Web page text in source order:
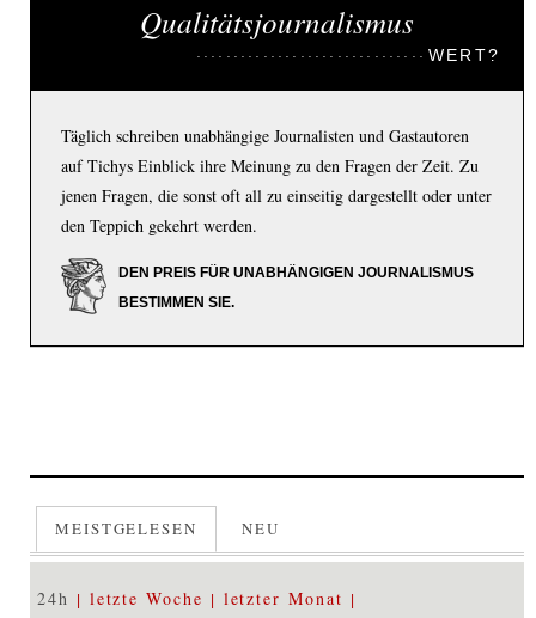
Qualitätsjournalismus
WERT?
Täglich schreiben unabhängige Journalisten und Gastautoren
auf Tichys Einblick ihre Meinung zu den Fragen der Zeit. Zu
jenen Fragen, die sonst oft all zu einseitig dargestellt oder unter
den Teppich gekehrt werden.
DEN PREIS FÜR UNABHÄNGIGEN JOURNALISMUS
BESTIMMEN SIE.
MEISTGELESEN NEU
24h letzte Woche letzter Monat